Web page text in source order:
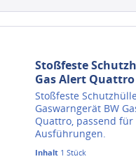
Stoßfeste
Gas Alert Quattro
Stoßfeste
Gaswarngerät BW
Quattro, passend für
Ausführungen.
Inhalt 1 Stück